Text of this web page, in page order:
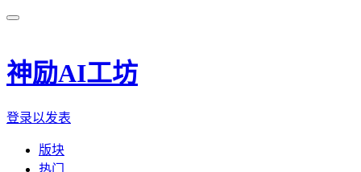
神励AI工坊
登录以发表
版块
热门